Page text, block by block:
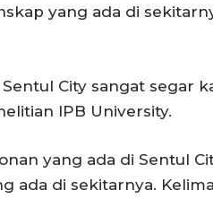
yang ada di
City sangat segar
IPB University.
yang ada di Sentul
ada di sekitarnya.